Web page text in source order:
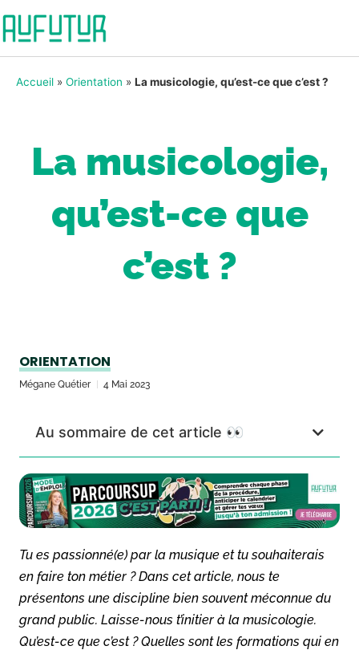
Accueil » Orientation » La musicologie, qu’est-ce que c’est ?
La musicologie,
qu’est-ce que
c’est ?
ORIENTATION
Mégane Quétier 4 Mai 2023
Au sommaire de cet article 👀
Tu es passionné(e) par la musique et tu souhaiterais
en faire ton métier ? Dans cet article, nous te
présentons une discipline bien souvent méconnue du
grand public. Laisse-nous t’initier à la musicologie.
Qu’est-ce que c’est ? Quelles sont les formations qui en